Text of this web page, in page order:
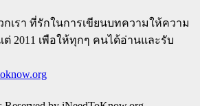
กเรา ที่รักในการเขียนบทความให้ความ
ต่ 2011 เพือให้ทุกๆ คนได้อ่านและรับ